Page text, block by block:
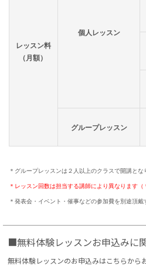
レッスン料
（月額）
個人レッスン
グループレッスン
＊グループレッスンは２人以上のクラスで開講とな
＊レッスン回数は担当する講師により異なります（
＊発表会・イベント・催事などの参加費を別途頂戴